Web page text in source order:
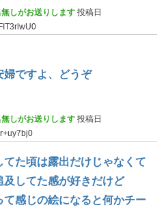
しがお送りします 投稿日
婦ですよ、どうぞ
しがお送りします 投稿日
た頃は露出だけじゃなくて
及してた感が好きだけど
感じの絵になると何かチー